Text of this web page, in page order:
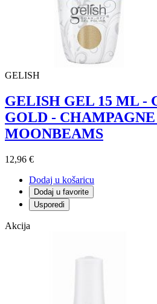
GELISH
GELISH GEL 15 ML -
GOLD -
MOONBEAMS
12,96 €
Dodaj u košaricu
Dodaj u favorite
Usporedi
Akcija